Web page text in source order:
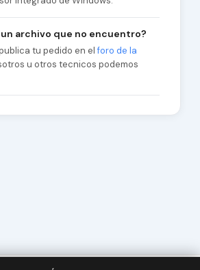
archivo que no encuentro?
tu pedido en elforo de la
u otros tecnicos podemos